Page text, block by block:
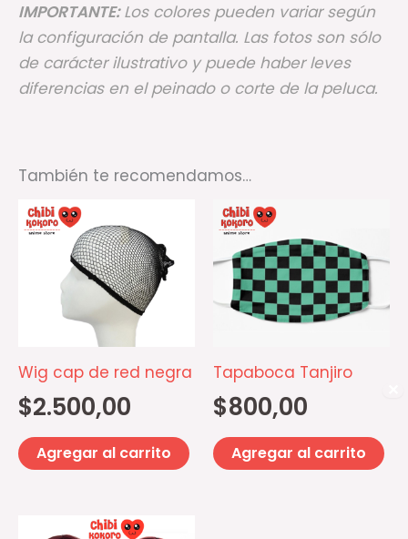
IMPORTANTE: Los colores pueden variar según
la configuración de pantalla. Las fotos son sólo
de carácter ilustrativo y puede haber leves
diferencias en el peinado o corte de la peluca.
También te recomendamos…
Wig cap de red negra
$2.500,00
Agregar al carrito
Tapaboca Tanjiro
$800,00
Agregar al carrito